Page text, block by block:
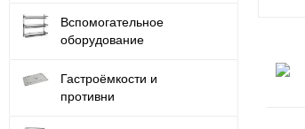
Вспомогательное
оборудование
Гастроёмкости и
противни